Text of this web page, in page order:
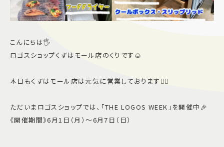
こんにちは🖐️
ロゴスショップくずはモール店のくりです🌰
本日もくずはモール店は元気に営業しております👍🏻
ただいまロゴスショップでは、「THE LOGOS WEEK」を開催中🎉
《開催期間》6月1日（月）〜6月7日（日）